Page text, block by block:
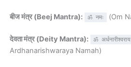
बीज मंत्र (Beej Mantra): ॐ नमः (Om
देवता मंत्र (Deity Mantra): ॐ
Ardhanarishwaraya Namah)